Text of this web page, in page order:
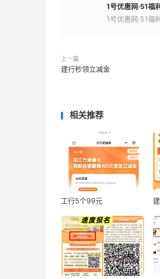
1号优惠网·51福
1号优惠网·51福
上一篇
建行秒领立减金
相关推荐
工行5个99元